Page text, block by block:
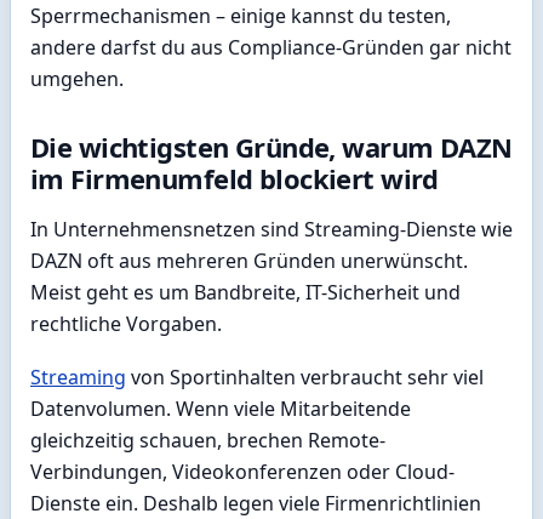
Sperrmechanismen – einige kannst du testen,
andere darfst du aus Compliance-Gründen gar nicht
umgehen.
Die wichtigsten Gründe, warum DAZN
im Firmenumfeld blockiert wird
In Unternehmensnetzen sind Streaming-Dienste wie
DAZN oft aus mehreren Gründen unerwünscht.
Meist geht es um Bandbreite, IT-Sicherheit und
rechtliche Vorgaben.
Streaming von Sportinhalten verbraucht sehr viel
Datenvolumen. Wenn viele Mitarbeitende
gleichzeitig schauen, brechen Remote-
Verbindungen, Videokonferenzen oder Cloud-
Dienste ein. Deshalb legen viele Firmenrichtlinien